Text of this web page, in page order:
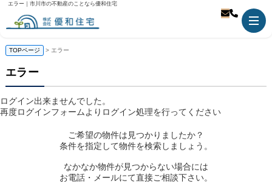
エラー｜市川市の不動産のことなら優和住宅
TOPページ > エラー
エラー
ログイン出来ませんでした。
再度ログインフォームよりログイン処理を行ってください
ご希望の物件は見つかりましたか？
条件を指定して物件を検索しましょう。
なかなか物件が見つからない場合には
お電話・メールにて直接ご相談下さい。